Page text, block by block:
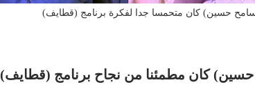
حسين) كان متحمسا جدا لفكرة برنامج (قطايف)
كان مطمئنا من نجاح برنامج (قطايف)